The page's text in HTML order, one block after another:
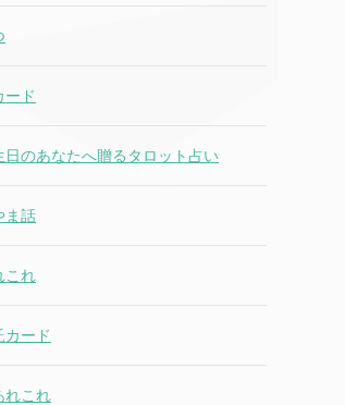
ード
日のあなたへ贈るタロット占い
ま話
これ
カード
れこれ